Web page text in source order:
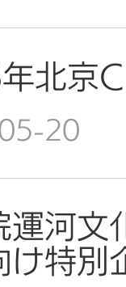
北京
20
運河文
け特別